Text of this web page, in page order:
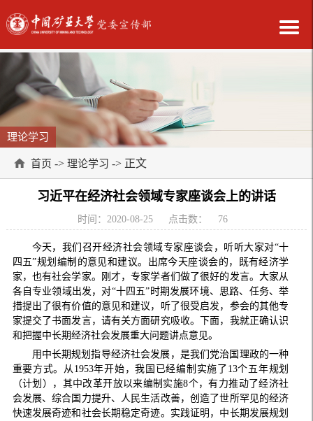
理论学习
首页 -> 理论学习 -> 正文
习近平在经济社会领域专家座谈会上的讲话
时间：2020-08-25 点击数： 76
今天，我们召开经济社会领域专家座谈会，听听大家对“十
四五”规划编制的意见和建议。出席今天座谈会的，既有经济学
家，也有社会学家。刚才，专家学者们做了很好的发言。大家从
各自专业领域出发，对“十四五”时期发展环境、思路、任务、举
措提出了很有价值的意见和建议，听了很受启发，参会的其他专
家提交了书面发言，请有关方面研究吸收。下面，我就正确认识
和把握中长期经济社会发展重大问题讲点意见。
用中长期规划指导经济社会发展，是我们党治国理政的一种
重要方式。从1953年开始，我国已经编制实施了13个五年规划
（计划），其中改革开放以来编制实施8个，有力推动了经济社
会发展、综合国力提升、人民生活改善，创造了世所罕见的经济
快速发展奇迹和社会长期稳定奇迹。实践证明，中长期发展规划